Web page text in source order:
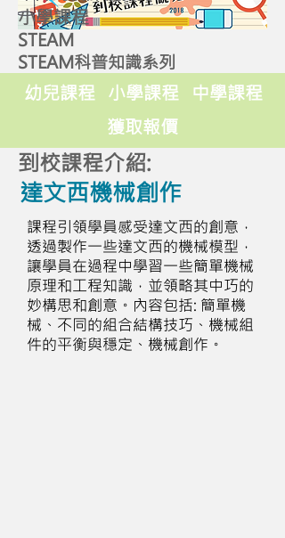
小學課程
STEAM
STEAM科普知識系列
幼兒課程 小學課程
中學課程
獲取報價
到校課程介紹:
達文西機械創作
課程引領學員感受達文西的創意，
透過製作一些達文西的機械模型，
讓學員在過程中學習一些簡單機械
原理和工程知識，並領略其中巧的
妙構思和創意。內容包括: 簡單機
械、不同的組合結構技巧、機械組
件的平衡與穩定、機械創作。